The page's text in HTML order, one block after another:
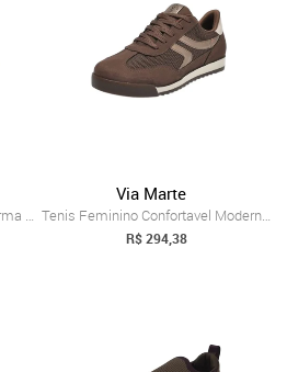
Tênis Feminino Casual Plataforma Confort...
Via Marte
Tenis Feminino Confortavel Moderno Estil...
R$ 294,38